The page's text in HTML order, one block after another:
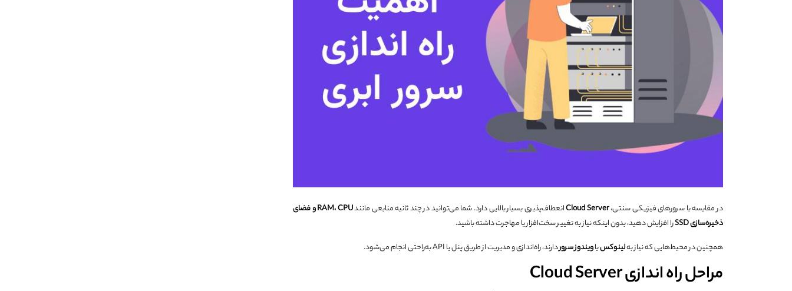
در مقایسه با سرورهای فیزیکی سنتی،Cloud Serverانعطاف‌پذیری بسیار بالایی دارد. شما می‌توانید در چند ثانیه منابعی مانند RAM،CPU
و فضای
ذخیره‌سازی
را افزایش دهید، بدون اینکه نیاز به تغییر سخت‌افزار یا مهاجرت داشته باشید.
همچنین در محیط‌هایی که نیاز بهلینوکسیاویندوز سروردارند، راه‌اندازی و مدیریت از طریق پنل یا API به‌راحتی انجام می‌شود.
مراحل راه اندازی Cloud Server